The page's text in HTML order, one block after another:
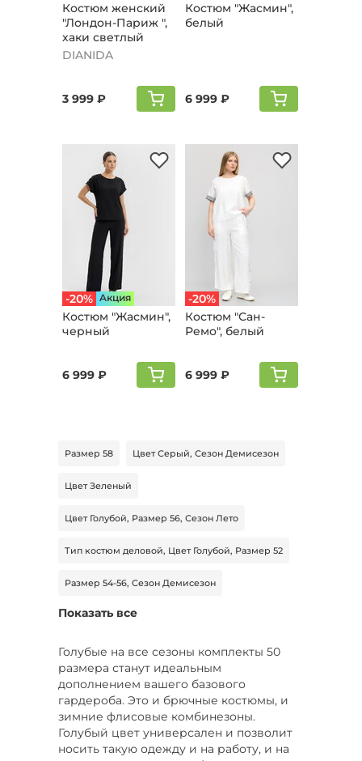
Костюм женский
"Лондон-Париж ",
хаки светлый
DIANIDA
3 999 ₽
Костюм "Жaсмин",
белый
6 999 ₽
-20% Aкция
Костюм "Жaсмин",
черный
6 999 ₽
-20%
Костюм "Сан-
Ремо", белый
6 999 ₽
Размер 58 Цвет Серый, Сезон Демисезон
Цвет Зеленый
Цвет Голубой, Размер 56, Сезон Лето
Тип костюм деловой, Цвет Голубой, Размер 52
Размер 54-56, Сезон Демисезон
Цвет Серый, Размер 58, Сезон Демисезон
Цвет Белый, Размер 46, Сезон Демисезон
Тип костюм спортивный, Цвет Черный, Размер
52-56
Тип брюки, Сезон Все
Цвет Зеленый, Размер 54, Сезон Все
Показать все
Голубые на все сезоны комплекты 50
размера станут идеальным
дополнением вашего базового
гардероба. Это и брючные костюмы, и
зимние флисовые комбинезоны.
Голубый цвет универсален и позволит
носить такую одежду и на работу, и на